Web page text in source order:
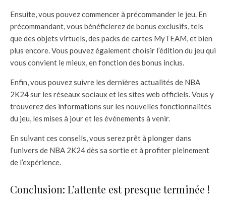
Ensuite, vous pouvez commencer à précommander le jeu. En
précommandant, vous bénéficierez de bonus exclusifs, tels
que des objets virtuels, des packs de cartes MyTEAM, et bien
plus encore. Vous pouvez également choisir l’édition du jeu qui
vous convient le mieux, en fonction des bonus inclus.
Enfin, vous pouvez suivre les dernières actualités de NBA
2K24 sur les réseaux sociaux et les sites web officiels. Vous y
trouverez des informations sur les nouvelles fonctionnalités
du jeu, les mises à jour et les événements à venir.
En suivant ces conseils, vous serez prêt à plonger dans
l’univers de NBA 2K24 dès sa sortie et à profiter pleinement
de l’expérience.
Conclusion: L’attente est presque terminée !